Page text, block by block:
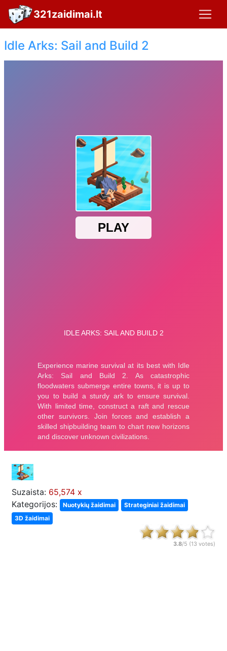
321zaidimai.lt
Idle Arks: Sail and Build 2
Suzaista: 65,574 x
Kategorijos:
Nuotykių žaidimai
Strateginiai žaidimai
3D žaidimai
3.8/5 (13 votes)